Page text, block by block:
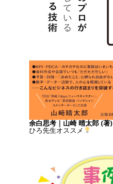
余白思考｜山崎 晴太郎 (著)
ひろ先生オススメ